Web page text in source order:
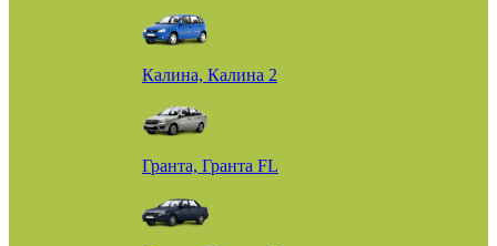
Калина, Калина 2
Гранта, Гранта FL